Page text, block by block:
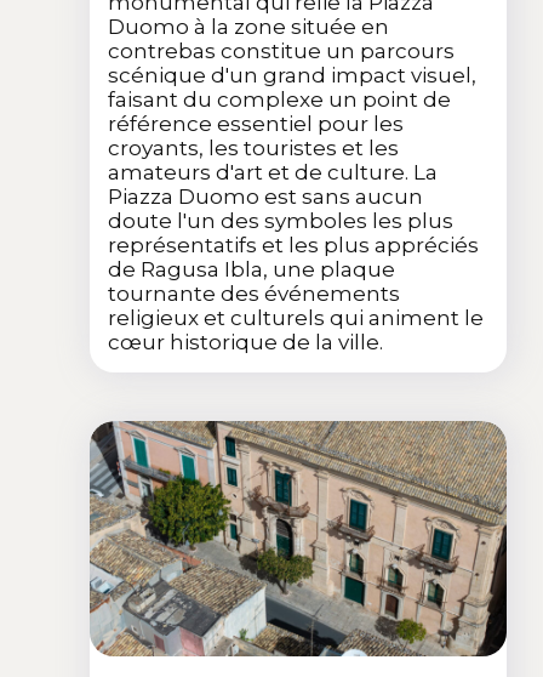
Duomo à la zone située en
contrebas constitue un parcours
scénique d'un grand impact visuel,
faisant du complexe un point de
référence essentiel pour les
croyants, les touristes et les
amateurs d'art et de culture. La
Piazza Duomo est sans aucun
doute l'un des symboles les plus
représentatifs et les plus appréciés
de Ragusa Ibla, une plaque
tournante des événements
religieux et culturels qui animent le
cœur historique de la ville.